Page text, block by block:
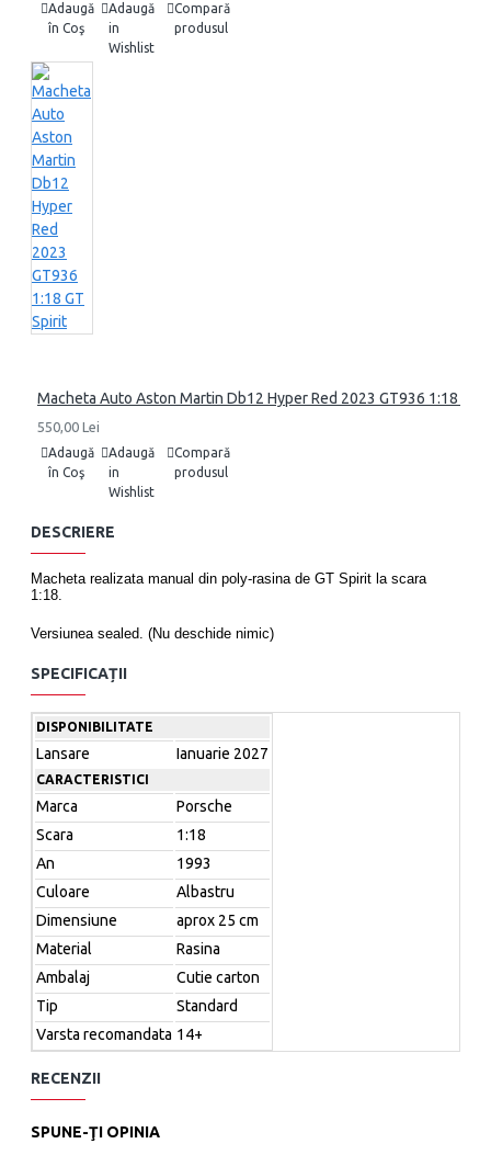
Adaugă
în Coş
Adaugă
in
Wishlist
Compară
produsul
Macheta Auto Aston Martin Db12 Hyper Red 2023 GT936 1:18 GT
550,00 Lei
Adaugă
în Coş
Adaugă
in
Wishlist
Compară
produsul
DESCRIERE
Macheta realizata manual din poly-rasina de GT Spirit la scara
1:18.
Versiunea sealed. (Nu deschide nimic)
Dimensiune aprox 25 cm
OBS: Aceasta este o Precomanda/Rezervare, livrarile se
Nu este destinata copiilor sub 14 ani. Destinata exclusiv
colectionarilor.
SPECIFICAȚII
DISPONIBILITATE
Lansare Ianuarie 2027
CARACTERISTICI
Marca
Porsche
Scara
1:18
An
1993
Culoare
Albastru
Dimensiune
aprox 25 cm
Material
Rasina
Ambalaj
Cutie carton
Tip
Standard
Varsta recomandata 14+
RECENZII
SPUNE-ŢI OPINIA